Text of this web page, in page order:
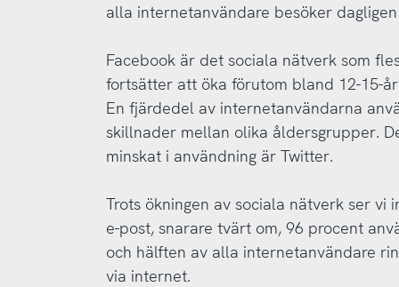
alla internetanvändare besöker
Facebook är det sociala nätverk som
fortsätter att öka förutom bland 12-15-
En fjärdedel av internetanvändarna
skillnader mellan olika åldersgrupper.
minskat i användning är Twitter.
Trots ökningen av sociala nätverk ser vi
e-post, snarare tvärt om, 96 procent
och hälften av alla internetanvändare
via internet.